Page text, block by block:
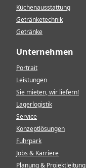
Küchenausstattung
Getränketechnik
Getränke
Unternehmen
Portrait
Leistungen
Sie mieten, wir liefern!
Lagerlogistik
Service
Konzeptlösungen
Fuhrpark
Jobs & Karriere
Planung & Projektleitung